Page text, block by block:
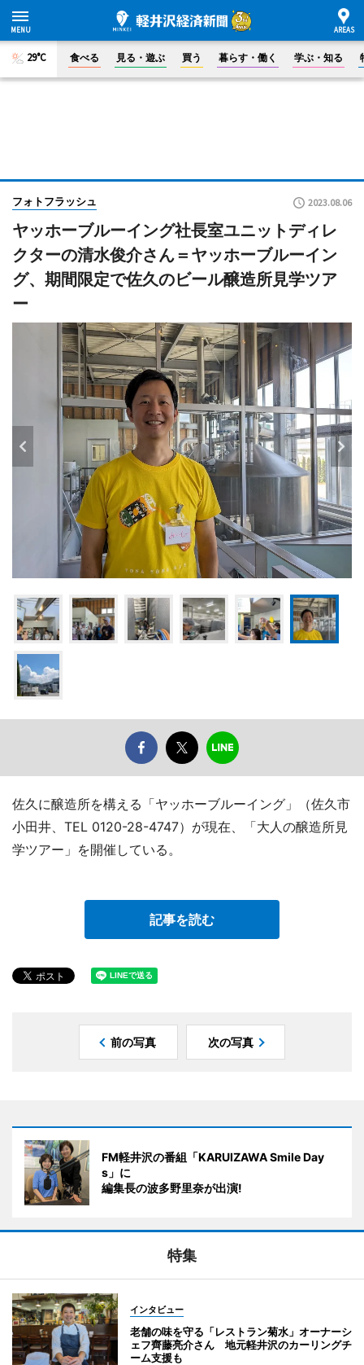
29°C 食べる 見る・遊ぶ 買う 暮らす・働く 学ぶ・知る
フォトフラッシュ 2023.08.06
ヤッホーブルーイング社長室ユニットディレ
クターの清水俊介さん＝ヤッホーブルーイン
グ、期間限定で佐久のビール醸造所見学ツア
ー
佐久に醸造所を構える「ヤッホーブルーイング」（佐久市
小田井、TEL 0120-28-4747）が現在、「大人の醸造所見
学ツアー」を開催している。
記事を読む
前の写真 次の写真
FM軽井沢の番組「KARUIZAWA Smile Day
s」に
編集長の波多野里奈が出演!
特集
インタビュー
老舗の味を守る「レストラン菊水」オーナーシ
ェフ齊藤亮介さん 地元軽井沢のカーリングチ
ーム支援も